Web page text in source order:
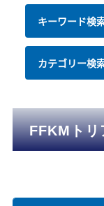
キーワード検
カテゴリー検
FFKMトリ